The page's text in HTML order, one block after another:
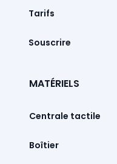
Tarifs
Souscrire
MATÉRIELS
Centrale tactile
Boîtier